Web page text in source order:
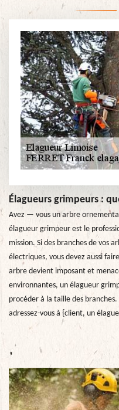
Élagueurs grimpeurs :
Avez — vous un arbre
élagueur grimpeur est le
mission. Si des branches de vos
électriques, vous devez aussi
arbre devient imposant et
environnantes, un élagueur
procéder à la taille des branches.
adressez-vous à {client, un